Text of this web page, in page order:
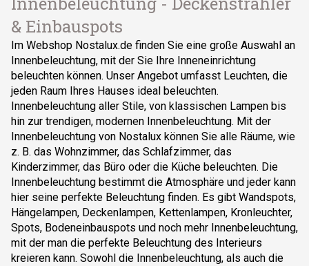
& Einbauspots
Im Webshop Nostalux.de finden Sie eine große Auswahl an
Innenbeleuchtung, mit der Sie Ihre Inneneinrichtung
beleuchten können. Unser Angebot umfasst Leuchten, die
jeden Raum Ihres Hauses ideal beleuchten.
Innenbeleuchtung aller Stile, von klassischen Lampen bis
hin zur trendigen, modernen Innenbeleuchtung. Mit der
Innenbeleuchtung von Nostalux können Sie alle Räume, wie
z. B. das Wohnzimmer, das Schlafzimmer, das
Kinderzimmer, das Büro oder die Küche beleuchten. Die
Innenbeleuchtung bestimmt die Atmosphäre und jeder kann
hier seine perfekte Beleuchtung finden. Es gibt Wandspots,
Hängelampen, Deckenlampen, Kettenlampen, Kronleuchter,
Spots, Bodeneinbauspots und noch mehr Innenbeleuchtung,
mit der man die perfekte Beleuchtung des Interieurs
kreieren kann. Sowohl die Innenbeleuchtung, als auch die